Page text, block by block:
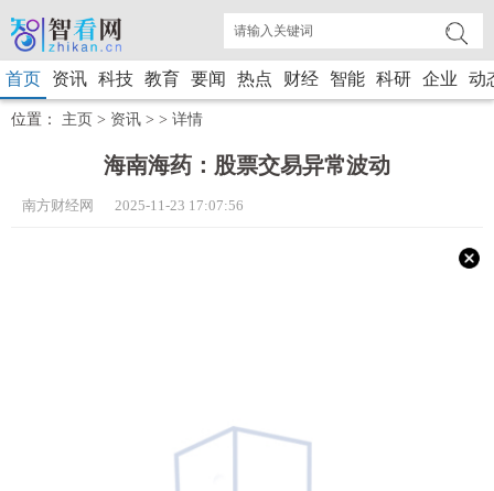
首页 资讯 科技 教育 要闻 热点 财经 智能 科研 企业 动
位置： 主页 > 资讯 > > 详情
海南海药：股票交易异常波动
南方财经网 2025-11-23 17:07:56